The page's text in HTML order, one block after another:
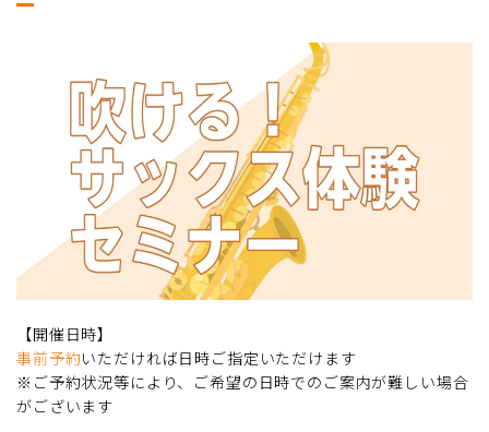
【開催日時】
事前予約いただければ日時ご指定いただけます
※ご予約状況等により、ご希望の日時でのご案内が難しい場合
がございます